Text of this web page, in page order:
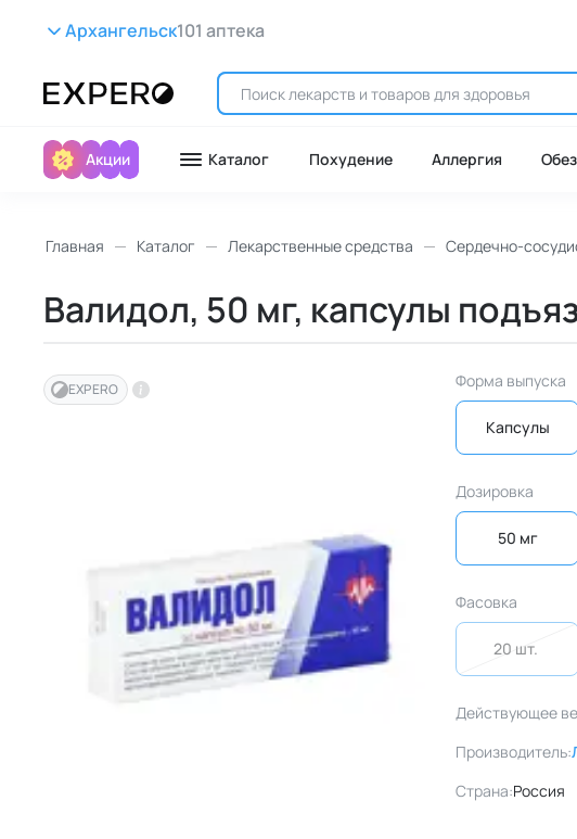
Архангельск101 аптека
Акции Каталог Похудение Аллергия
Главная Каталог Лекарственные средства Сердечно-
Валидол, 50 мг, капсулы
EXPERO Форма выпуска
Капсулы
Дозировка
50 мг
Фасовка
20 шт.
Действующее
Производитель:
Страна:Россия